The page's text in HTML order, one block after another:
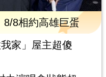
8/8相約高雄巨蛋
家」屋主超傻